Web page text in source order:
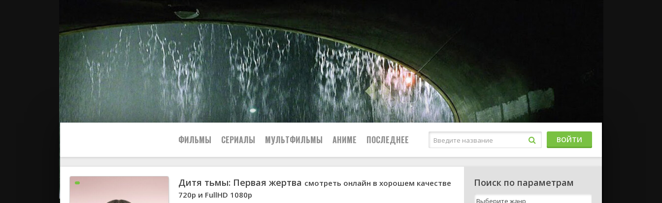
ФИЛЬМЫ
Все
Криминал
СЕРИАЛЫ МУЛЬТФИЛЬМЫ АНИМЕ ПОСЛЕДНЕЕ
Все
ВОЙТИ
Дитя тьмы: Первая жертва смотреть онлайн в хорошем качестве
720p и FullHD 1080р
Поиск по параметрам